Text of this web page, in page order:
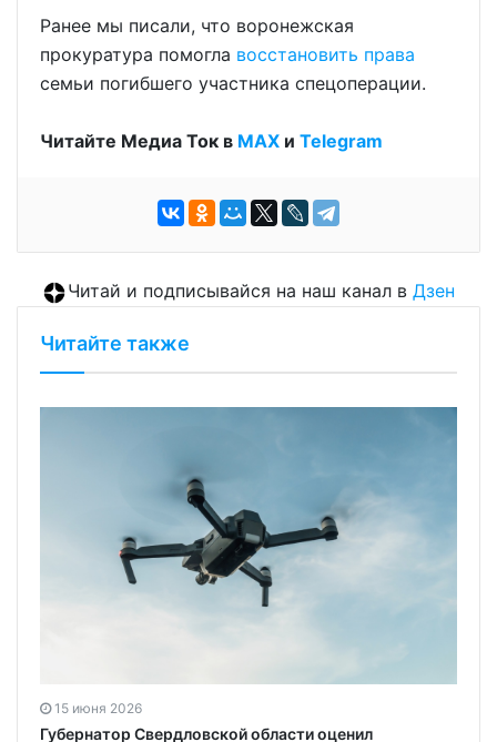
Ранее мы писали, что воронежская
прокуратура помогла восстановить права
семьи погибшего участника спецоперации.
Читайте Медиа Ток в МАХ и Telegram
Читай и подписывайся на наш канал в Дзен
Читайте также
15 июня 2026
Губернатор Свердловской области оценил